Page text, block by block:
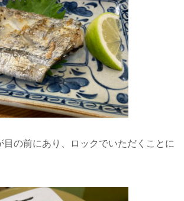
目の前にあり、ロックでいただくことに